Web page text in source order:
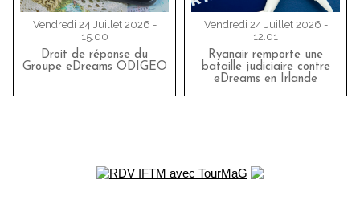
Vendredi 24 Juillet 2026 -
15:00
Droit de réponse du
Groupe eDreams ODIGEO
Vendredi 24 Juillet 2026 -
12:01
Ryanair remporte une
bataille judiciaire contre
eDreams en Irlande